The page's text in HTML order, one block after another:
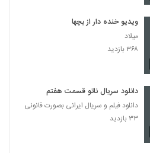
ویدیو خنده دار از بچها
میلاد
۳۶۸ بازدید
دانلود سریال ناتو قسمت هفتم
دانلود فیلم و سریال ایرانی بصورت قانونی
۳۳ بازدید